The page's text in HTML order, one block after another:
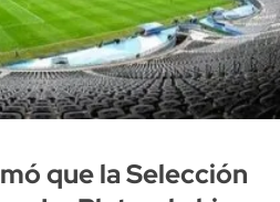
que la Selección